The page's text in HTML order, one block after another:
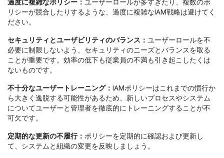
リシーが競合したりするような、過度に複雑なIAM戦略は避けてく
ださい。
セキュリティとユーザビリティのバランス： ユーザーロールを不
必要に制限しないよう、セキュリティのニーズとバランスを取る
ことが重要です。効率の低下も従業員の不満も引き起こしたくは
ないものです。
不十分なユーザートレーニング： IAMポリシーはこれまでの慣行か
ら大きく逸脱する可能性があるため、新しいプロセスやシステム
についてユーザーと管理者を徹底的にトレーニングすることが不
可欠です。
定期的な更新の不履行： ポリシーを定期的に確認および更新し
て、システムと組織の変更を反映しましょう。